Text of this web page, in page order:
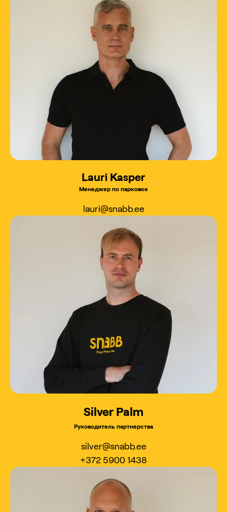
Lauri Kasper
Менеджер по парковке
lauri@snabb.ee
Silver Palm
Руководитель партнерства
silver@snabb.ee
+372 5900 1438